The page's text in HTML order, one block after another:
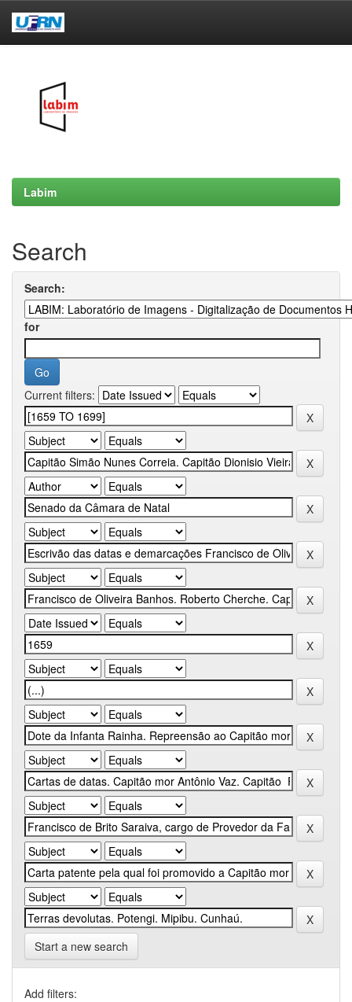
Labim
Search
Search:
for
Current filters:
Start a new search
Add filters: